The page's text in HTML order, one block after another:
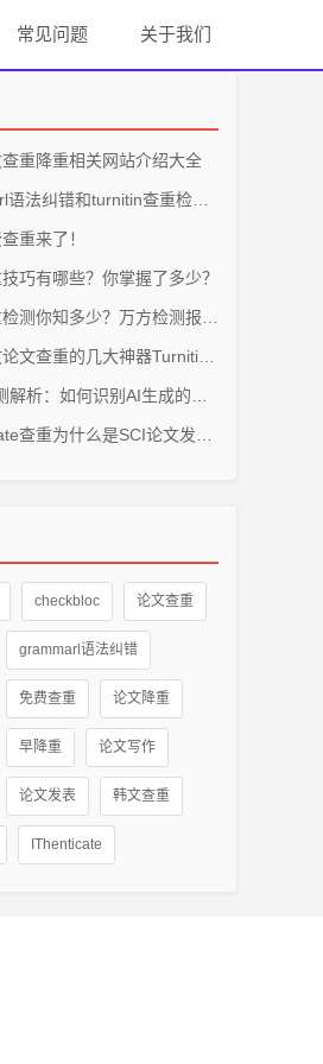
常见问题 关于我们
重降重相关网站介绍大全
重来了！
巧有哪些？你掌握了多少？
checkbloc 论文查重
grammarl语法纠错
免费查重 论文降重
早降重 论文写作
论文发表 韩文查重
IThenticate